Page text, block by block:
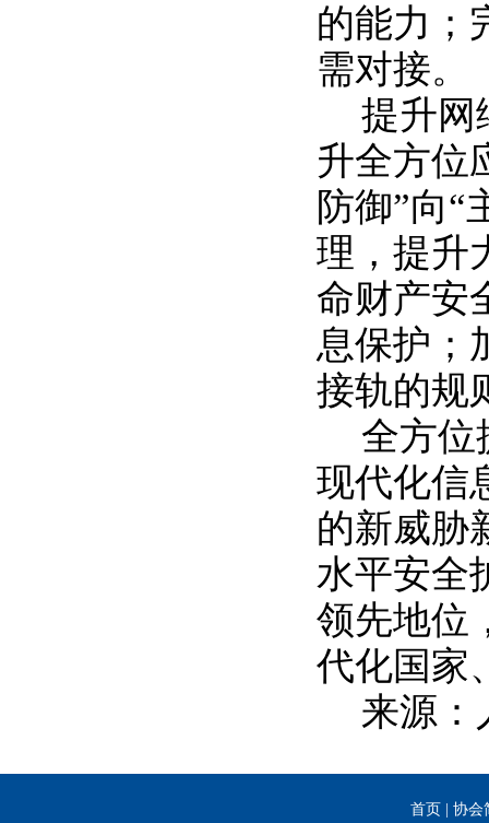
的能力；
需对接。
提升网
升全方位
防御”向“
理，提升
命财产安
息保护；
接轨的规
全方位
现代化信
的新威胁
水平安全
领先地位
代化国家
来源：
首页
协会